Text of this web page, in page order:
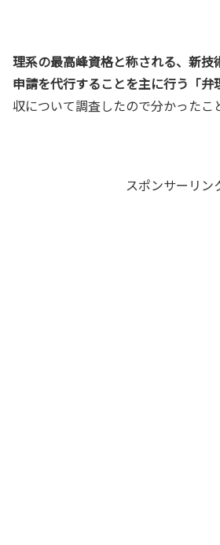
理系の最高峰資格と称される、新技
申請を代行することを主に行う「弁
収について調査したので分かったこ
スポンサーリン